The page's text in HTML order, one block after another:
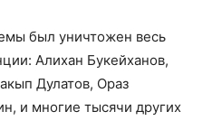
был уничтожен весь
Алихан Букейханов,
Дулатов, Ораз
и многие тысячи других